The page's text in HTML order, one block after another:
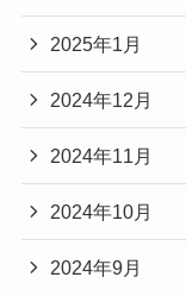
2025年1月
2024年12月
2024年11月
2024年10月
2024年9月